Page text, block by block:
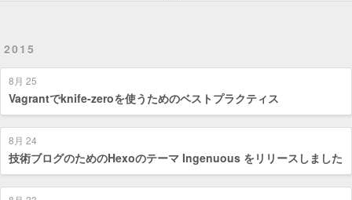
2015
8月 25
Vagrantでknife-zeroを使うためのベストプラクティス
8月 24
技術ブログのためのHexoのテーマ Ingenuous をリリースしました
Tag Cloud
Tags
Categories